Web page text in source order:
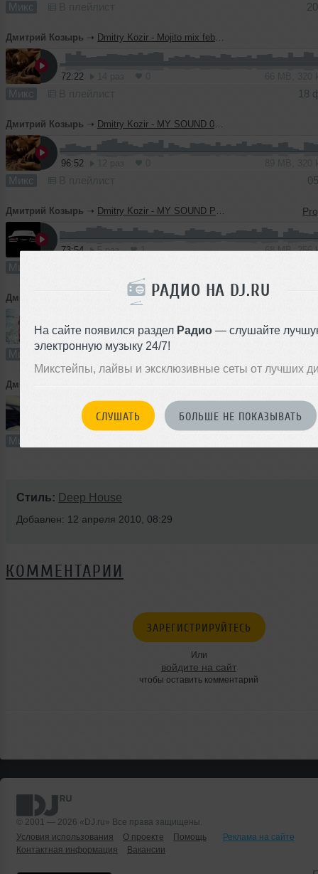
РАДИО НА DJ.RU
На сайте появился раздел Радио — слушайте
электронную музыку 24/7!
Микстейпы, лайвы и эксклюзивные сеты от лучших
СЛУШАТЬ БОЛЬШЕ НЕ ПОКАЗЫВАТЬ
Микс
Дмитрий Козырь ➝ Dmitry Kozir - Mojito mix february 11
72:22
Микс 18
Дмитрий Козырь ➝ Dmitry Kozir - MY SOUND 01.2011
96:52
Микс
Дмитрий Козырь ➝ Dmitry Kozir - MY SOUND Progressive play 7
73:54 5 раз 1 68 MB, 256
Микс
Дмитрий Козырь Dmitry Kozir - SUN Cocktail mix (MY SOUND)
58:20 8 раз 0 53 MB, 320
Микс В плейлист
Дмитрий Козырь
77:56 3 раза 71 MB, 320
Микс
Стиль: Deep House
Добавлен: 12 апреля 2010, 08:29
КОММЕНТАРИИ
ЗАРЕГИСТРИРУЙТЕСЬ
Или
войдите на сайт
чтобы оставить комментарий
© 2001 — 2026 «DJ.ru» Все права защищены.
Условия использования
О проекте Помощь
Реклама на сайте
Контактная информация
Вакансии